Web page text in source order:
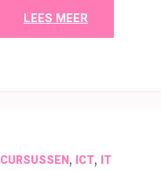
LEES MEER
CURSUSSEN , ICT, IT